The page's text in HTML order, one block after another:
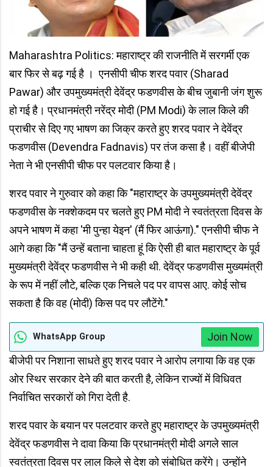
Maharashtra Politics: महाराष्ट्र की राजनीति में सरगर्मी एक
बार फिर से बढ़ गई है । एनसीपी चीफ शरद पवार (Sharad
Pawar) और उपमुख्यमंत्री देवेंद्र फडणवीस के बीच जुबानी जंग शुरू
हो गई है। प्रधानमंत्री नरेंद्र मोदी (PM Modi) के लाल किले की
प्राचीर से दिए गए भाषण का जिक्र करते हुए शरद पवार ने देवेंद्र
फडणवीस (Devendra Fadnavis) पर तंज कसा है। वहीं बीजेपी
नेता ने भी एनसीपी चीफ पर पलटवार किया है।
शरद पवार ने गुरुवार को कहा कि "महाराष्ट्र के उपमुख्यमंत्री देवेंद्र
फडणवीस के नक्शेकदम पर चलते हुए PM मोदी ने स्वतंत्रता दिवस के
अपने भाषण में कहा 'मी पुन्हा येइन' (मैं फिर आऊंगा)." एनसीपी चीफ ने
आगे कहा कि "मैं उन्हें बताना चाहता हूं कि ऐसी ही बात महाराष्ट्र के पूर्व
मुख्यमंत्री देवेंद्र फडणवीस ने भी कही थी. देवेंद्र फडणवीस मुख्यमंत्री
के रूप में नहीं लौटे, बल्कि एक निचले पद पर वापस आए. कोई सोच
सकता है कि वह (मोदी) किस पद पर लौटेंगे."
WhatsApp Group
Join Now
बीजेपी पर निशाना साधते हुए शरद पवार ने आरोप लगाया कि वह एक
ओर स्थिर सरकार देने की बात करती है, लेकिन राज्यों में विधिवत
निर्वाचित सरकारों को गिरा देती है.
शरद पवार के बयान पर पलटवार करते हुए महाराष्ट्र के उपमुख्यमंत्री
देवेंद्र फडणवीस ने दावा किया कि प्रधानमंत्री मोदी अगले साल
स्वतंत्रता दिवस पर लाल किले से देश को संबोधित करेंगे। उन्होंने